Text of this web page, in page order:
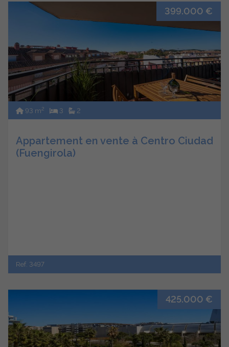
399.000 €
93 m2 3 2
Appartement en vente à Centro Ciudad
(Fuengirola)
Ref. 3497
425.000 €